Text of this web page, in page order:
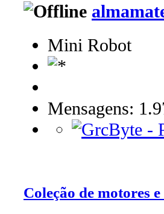
Mini Robot
Mensagens:
Coleção de motores e